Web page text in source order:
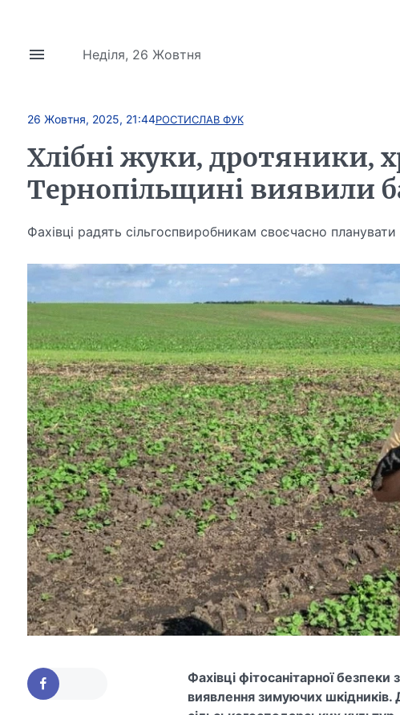
Неділя, 26 Жовтня
26 Жовтня, 2025, 21:44РОСТИСЛАВ ФУК
Хлібні жуки, дротяники,
Тернопільщині виявили
Фахівці радять сільгоспвиробникам своєчасно
Фахівці фітосанітарної
виявлення зимуючих